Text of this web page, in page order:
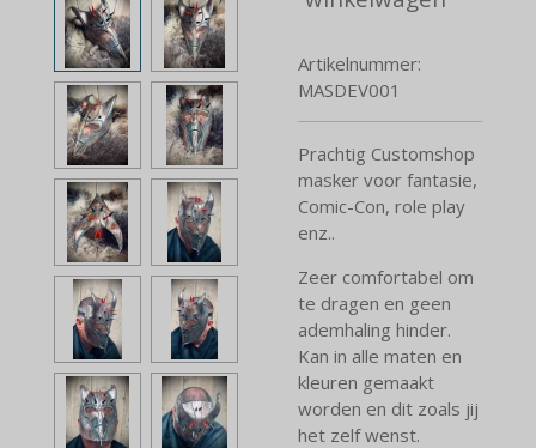
Artikelnummer:
MASDEV001
Prachtig Customshop
masker voor fantasie,
Comic-Con, role play
enz..
Zeer comfortabel om
te dragen en geen
ademhaling hinder.
Kan in alle maten en
kleuren gemaakt
worden en dit zoals jij
het zelf wenst.